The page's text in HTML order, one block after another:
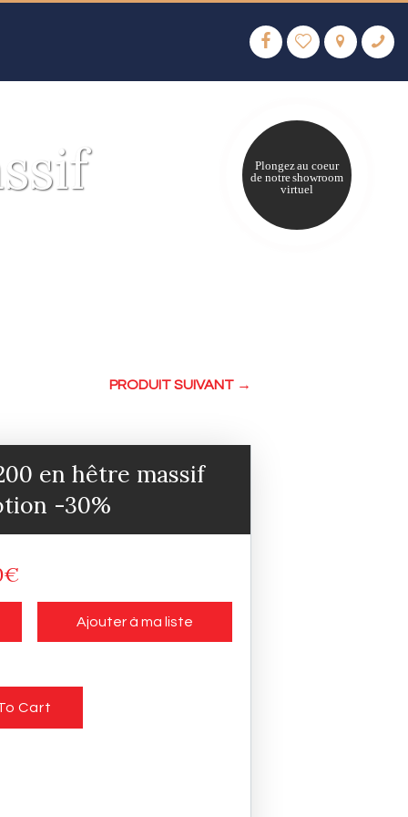
PRODUIT SUIVANT →
en hêtre massif
-30%
€
prix
actuel
est : Ajouter à ma liste
Cart
Plongez au coeur
de notre showroom
virtuel